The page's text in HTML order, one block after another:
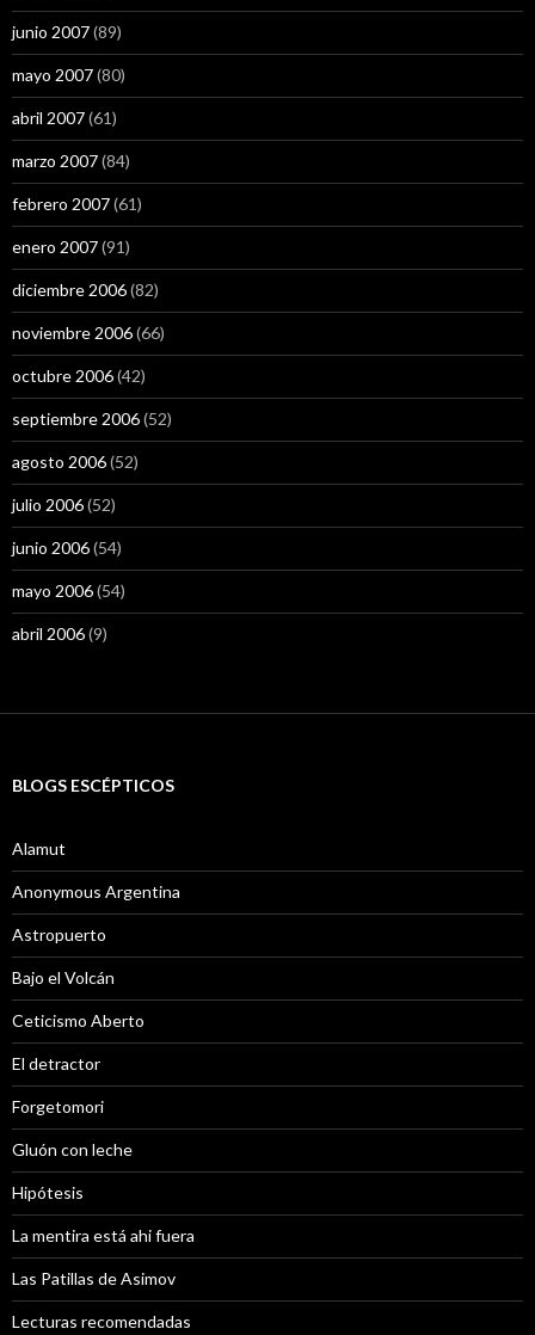
junio 2007(89)
mayo 2007(80)
abril 2007(61)
marzo 2007(84)
febrero 2007(61)
enero 2007(91)
diciembre 2006(82)
noviembre 2006(66)
octubre 2006(42)
septiembre 2006(52)
agosto 2006(52)
julio 2006(52)
junio 2006(54)
mayo 2006(54)
abril 2006(9)
BLOGS ESCÉPTICOS
Alamut
Anonymous Argentina
Astropuerto
Bajo el Volcán
Ceticismo Aberto
El detractor
Forgetomori
Gluón con leche
Hipótesis
La mentira está ahi fuera
Las Patillas de Asimov
Lecturas recomendadas